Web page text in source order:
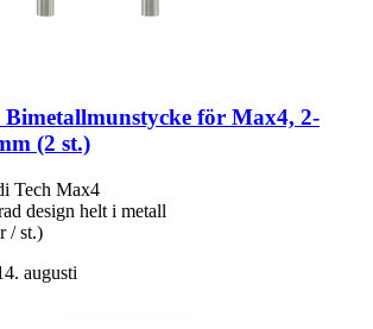
Bimetallmunstycke för Max4, 2-​
(2 st.)
Tech Max4
design helt i metall
/ st.)
augusti